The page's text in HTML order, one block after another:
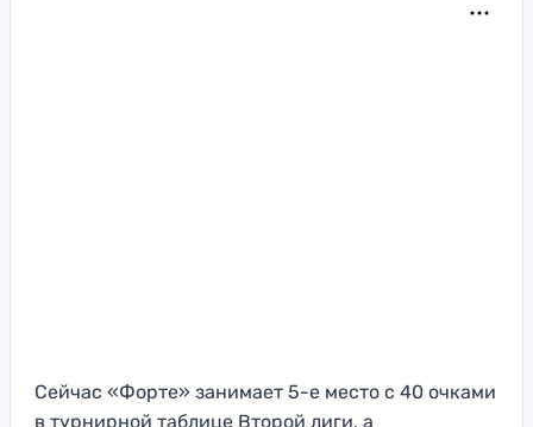
Сейчас «Форте» занимает 5-е место с 40 очками
в турнирной таблице Второй лиги, а